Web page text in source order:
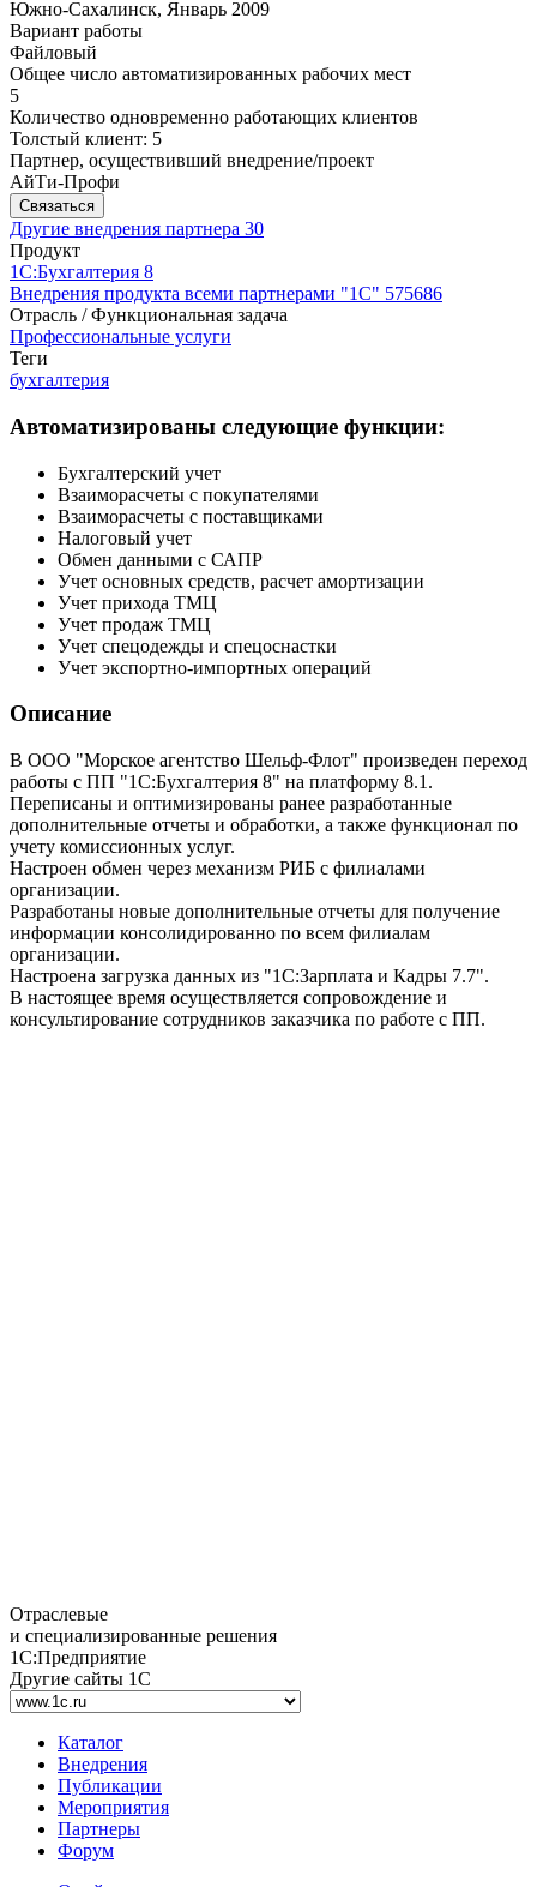
Южно-Сахалинск, Январь 2009
Вариант работы
Файловый
Общее число автоматизированных рабочих мест
5
Количество одновременно работающих клиентов
Толстый клиент: 5
Партнер, осуществивший внедрение/проект
АйТи-Профи
Связаться
Другие внедрения партнера 30
Продукт
1С:Бухгалтерия 8
Внедрения продукта всеми партнерами "1С" 575686
Отрасль / Функциональная задача
Профессиональные услуги
Теги
бухгалтерия
Автоматизированы следующие функции:
Бухгалтерский учет
Взаиморасчеты с покупателями
Взаиморасчеты с поставщиками
Налоговый учет
Обмен данными с САПР
Учет основных средств, расчет амортизации
Учет прихода ТМЦ
Учет продаж ТМЦ
Учет спецодежды и спецоснастки
Учет экспортно-импортных операций
Описание
В ООО "Морское агентство Шельф-Флот" произведен переход
работы с ПП "1С:Бухгалтерия 8" на платформу 8.1.
Переписаны и оптимизированы ранее разработанные
дополнительные отчеты и обработки, а также функционал по
учету комиссионных услуг.
Настроен обмен через механизм РИБ с филиалами
организации.
Разработаны новые дополнительные отчеты для получение
информации консолидированно по всем филиалам
организации.
Настроена загрузка данных из "1С:Зарплата и Кадры 7.7".
В настоящее время осуществляется сопровождение и
консультирование сотрудников заказчика по работе с ПП.
Отраслевые
и специализированные решения
1С:Предприятие
Другие сайты 1С
Каталог
Внедрения
Публикации
Мероприятия
Партнеры
Форум